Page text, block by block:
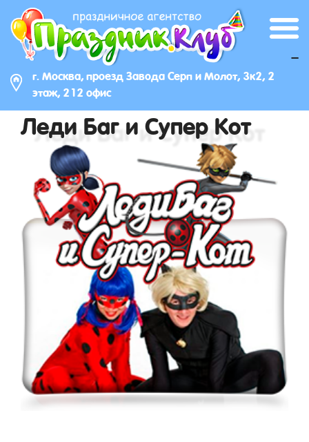
г. Москва, проезд Завода Серп и Молот, 3к2, 2
этаж, 212 офис
_
Леди Баг и Супер Кот